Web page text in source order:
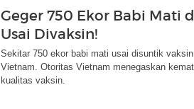
Geger 750 Ekor Babi Mati
Usai Divaksin!
Sekitar 750 ekor babi mati usai disuntik
Vietnam. Otoritas Vietnam menegaskan
kualitas vaksin.